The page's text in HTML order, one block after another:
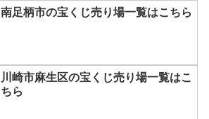
南足柄市の宝くじ売り場一覧はこちら
川崎市麻生区の宝くじ売り場一覧はこ
ちら